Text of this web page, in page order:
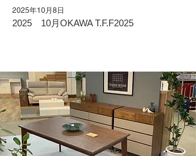
2025年10月8日
2025 10月OKAWA T.F.F2025